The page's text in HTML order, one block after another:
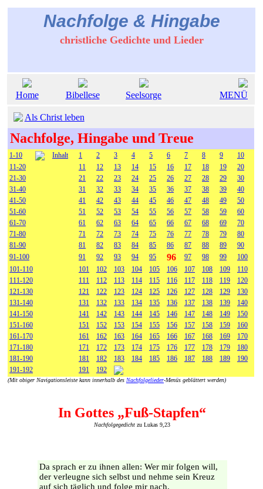
Nachfolge & Hingabe
christliche Gedichte und Lieder
Home Bibellese Seelsorge MENÜ
Als Christ leben
Nachfolge, Hingabe und Treue
1-10 Inhalt 1 2 3 4 5 6 7 8 9
10
11-20
11 12 13 14 15 16 17 18 19
20
21-30
21 22 23 24 25 26 27 28 29
30
31-40
31 32 33 34 35 36 37 38 39
40
41-50
41 42 43 44 45 46 47 48 49
50
51-60
51 52 53 54 55 56 57 58 59
60
61-70
61 62 63 64 65 66 67 68 69
70
71-80
71 72 73 74 75 76 77 78 79
80
81-90
81 82 83 84 85 86 87 88 89
90
91-100
91 92 93 94 95 96 97 98 99
100
101-110
101 102 103 104 105 106 107 108 109
110
111-120
111 112 113 114 115 116 117 118 119
120
121-130
121 122 123 124 125 126 127 128 129
130
131-140
131 132 133 134 135 136 137 138 139
140
141-150
141 142 143 144 145 146 147 148 149
150
151-160
151 152 153 154 155 156 157 158 159
160
161-170
161 162 163 164 165 166 167 168 169
170
171-180
171 172 173 174 175 176 177 178 179
180
181-190
181 182 183 184 185 186 187 188 189
190
191-192
191 192
(Mit obiger Navigationsleiste kann innerhalb des Nachfolgelieder-Menüs geblättert werden)
In Gottes „Fuß-Stapfen“
Nachfolgegedicht zu Lukas 9,23
Da sprach er zu ihnen allen: Wer mir folgen will,
der verleugne sich selbst und nehme sein Kreuz
auf sich täglich und folge mir nach.